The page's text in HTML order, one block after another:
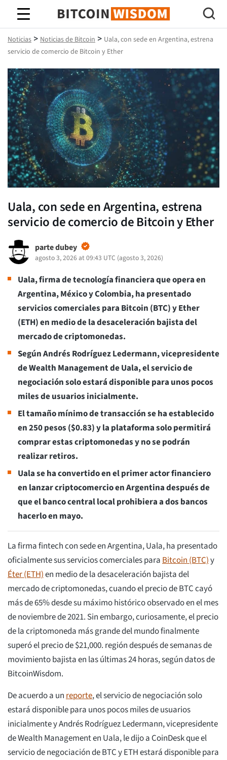
Sabiduría de Bitcoin
Noticias > Noticias de Bitcoin > Uala, con sede en Argentina, estrena
servicio de comercio de Bitcoin y Ether
Uala, con sede en Argentina, estrena
servicio de comercio de Bitcoin y Ether
parte dubey
agosto 3, 2026 at 09:43 UTC (agosto 3, 2026)
Uala, firma de tecnología financiera que opera en
Argentina, México y Colombia, ha presentado
servicios comerciales para Bitcoin (BTC) y Ether
(ETH) en medio de la desaceleración bajista del
mercado de criptomonedas.
Según Andrés Rodríguez Ledermann, vicepresidente
de Wealth Management de Uala, el servicio de
negociación solo estará disponible para unos pocos
miles de usuarios inicialmente.
El tamaño mínimo de transacción se ha establecido
en 250 pesos ($0.83) y la plataforma solo permitirá
comprar estas criptomonedas y no se podrán
realizar retiros.
Uala se ha convertido en el primer actor financiero
en lanzar criptocomercio en Argentina después de
que el banco central local prohibiera a dos bancos
hacerlo en mayo.
La firma fintech con sede en Argentina, Uala, ha presentado
oficialmente sus servicios comerciales paraBitcoin (BTC)y
Éter (ETH)en medio de la desaceleración bajista del
mercado de criptomonedas, cuando el precio de BTC cayó
más de 65% desde su máximo histórico observado en el mes
de noviembre de 2021. Sin embargo, curiosamente, el precio
de la criptomoneda más grande del mundo finalmente
superó el precio de $21,000. región después de semanas de
movimiento bajista en las últimas 24 horas, según datos de
BitcoinWisdom.
De acuerdo a unreporte, el servicio de negociación solo
estará disponible para unos pocos miles de usuarios
inicialmente y Andrés Rodríguez Ledermann, vicepresidente
de Wealth Management en Uala, le dijo a CoinDesk que el
servicio de negociación de BTC y ETH estará disponible para